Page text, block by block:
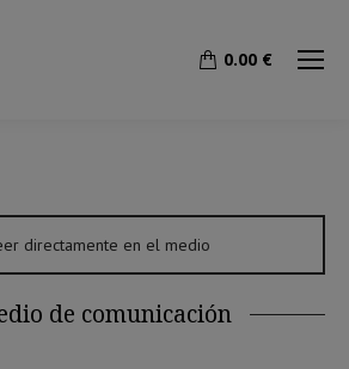
0.00 €
directamente en el medio
de comunicación